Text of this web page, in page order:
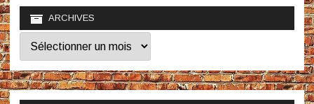
ARCHIVES
Archives